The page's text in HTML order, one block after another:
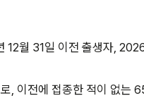
12월 31일 이전 출생자,
, 이전에 접종한 적이 없는